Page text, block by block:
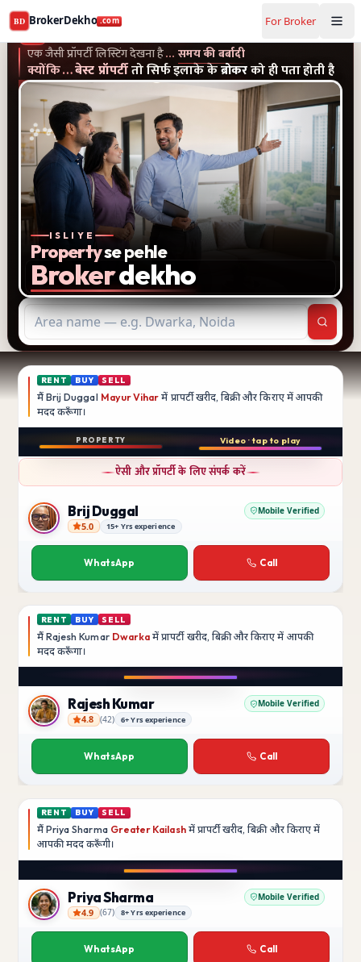
BD BrokerDekho .com For Broker
Buy and rent property in Sohna — mobile-verified brokers
BrokerDekho
एक जैसी प्रॉपर्टी लिस्टिंग देखना है… समय की बर्बादी
क्योंकि…बेस्ट प्रॉपर्टीतो सिर्फ इलाके केब्रोकरको ही पता होती है
एक जैसी प्रॉपर्टी लिस्टिंग और पुराने विज्ञापन देखना है...समय की बर्बादी
ISLIYE
Propertyse pehle
Brokerdekho
RENT BUY SELL
मैं Brij Duggal Mayur Vihar में प्रापर्टी खरीद, बिक्री और किराए में आपकी
मददकरूँगा।
PROPERTY
बिक्री
3 BHK
Mayur Vihar
₹1.5 Crore
Video · tap to play
Instagram
ऐसी और प्रॉपर्टी के लिए संपर्क करें
Brij Duggal
Brij Duggal Mobile Verified
5.0 15+ Yrs experience
WhatsApp Call
RENT BUY SELL
मैं Rajesh Kumar Dwarka में प्रापर्टी खरीद, बिक्री और किराए में आपकी
मददकरूँगा।
Rajesh Kumar
Rajesh Kumar Mobile Verified
4.8 (42) 6+ Yrs experience
WhatsApp Call
RENT BUY SELL
मैं Priya Sharma Greater Kailashमें प्रापर्टी खरीद, बिक्री और किराए में
आपकी मददकरूँगी।
Priya Sharma
Priya Sharma Mobile Verified
4.9 (67) 8+ Yrs experience
WhatsApp Call